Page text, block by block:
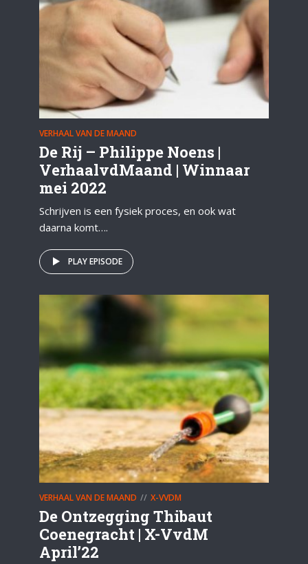
VERHAAL VAN DE MAAND
De Rij – Philippe Noens |
VerhaalvdMaand | Winnaar
mei 2022
Schrijven is een fysiek proces, en ook wat
daarna komt….
PLAY EPISODE
VERHAAL VAN DE MAAND X-VVDM
De Ontzegging Thibaut
Coenegracht | X-VvdM
April’22